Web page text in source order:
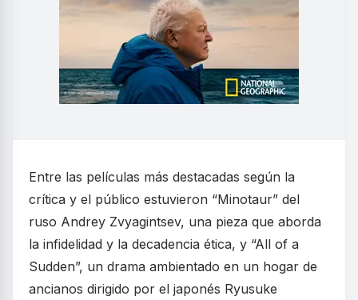
Entre las películas más destacadas según la
crítica y el público estuvieron “Minotaur” del
ruso Andrey Zvyagintsev, una pieza que aborda
la infidelidad y la decadencia ética, y “All of a
Sudden”, un drama ambientado en un hogar de
ancianos dirigido por el japonés Ryusuke